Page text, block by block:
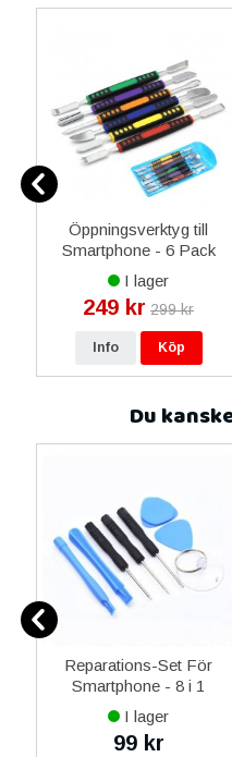
Öppningsverktyg till
Smartphone - 6 Pack
I lager
249 kr 299 kr
Info Köp
Du
Reparations-Set För
Smartphone - 8 i 1
I lager
99 kr